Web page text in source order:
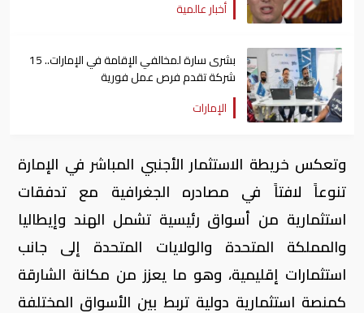
أخبار عالمية
بشرى سارة لمخالفي الإقامة في الإمارات.. 15
شركة تقدم فرص عمل فورية
الإمارات
وتعكس خريطة الاستثمار الأجنبي المباشر في الإمارة
تنوعاً لافتاً في مصادره الجغرافية مع تدفقات
استثمارية من أسواق رئيسية تشمل الهند وإيطاليا
والمملكة المتحدة والولايات المتحدة إلى جانب
استثمارات إقليمية، وهو ما يعزز من مكانة الشارقة
كمنصة استثمارية دولية تربط بين الأسواق المختلفة